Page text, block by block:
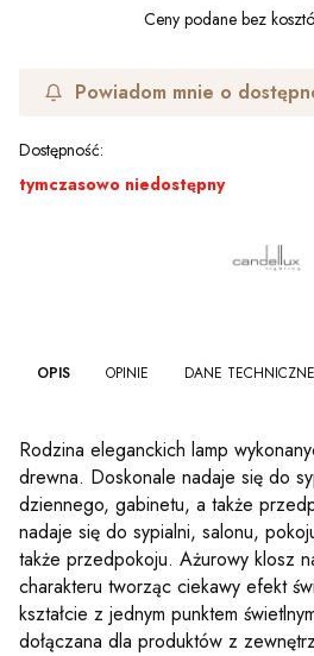
Ceny podane bez
Powiadom mnie o
Dostępność:
tymczasowo niedostępny
OPIS OPINIE DANE TECHNICZNE
Rodzina eleganckich lamp
drewna. Doskonale nadaje się do
dziennego, gabinetu, a także
nadaje się do sypialni, salonu,
także przedpokoju. Ażurowy klosz
charakteru tworząc ciekawy efekt
kształcie z jednym punktem
dołączana dla produktów z